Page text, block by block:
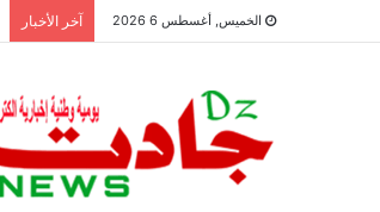
الخميس, أغسطس 6 2026 آخر الأخبار